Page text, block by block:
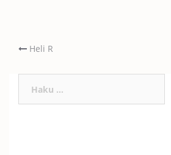
Post
Heli R